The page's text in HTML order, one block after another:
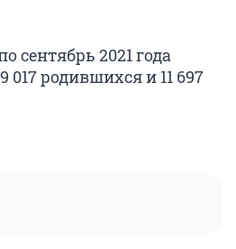
сентябрь 2021 года
017 родившихся и 11 697